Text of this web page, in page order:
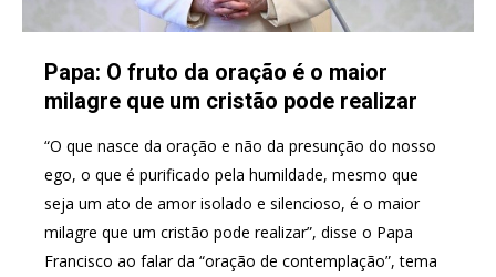
Papa: O fruto da oração é o maior
milagre que um cristão pode realizar
“O que nasce da oração e não da presunção do nosso
ego, o que é purificado pela humildade, mesmo que
seja um ato de amor isolado e silencioso, é o maior
milagre que um cristão pode realizar”, disse o Papa
Francisco ao falar da “oração de contemplação”, tema